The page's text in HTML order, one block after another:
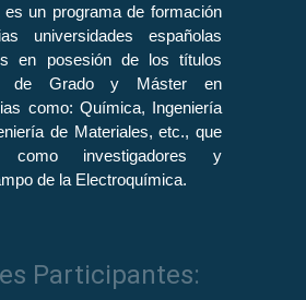
un programa de formación
universidades españolas
en posesión de los títulos
de Grado y Máster en
como: Química, Ingeniería
de Materiales, etc., que
como investigadores y
de la Electroquímica.
Participantes: